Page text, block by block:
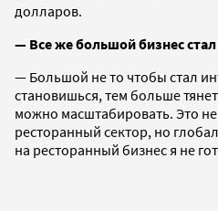
долларов.
— Все же большой бизнес стал
— Большой не то чтобы стал
становишься, тем больше
можно масштабировать. Это
ресторанный сектор, но
на ресторанный бизнес я не